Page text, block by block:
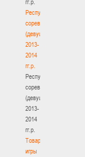
гг.р.
Республиканские
соревнования
(девушки)
2013-
2014
гг.р.
Республиканские
соревнования
(девушки)
2013-
2014
гг.р.
Товарищеские
игры